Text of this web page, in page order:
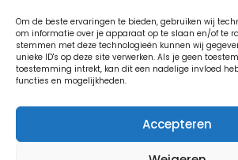
Om de beste ervaringen te bieden, gebruiken wij
om informatie over je apparaat op te slaan en/of te
stemmen met deze technologieën kunnen wij
unieke ID's op deze site verwerken. Als je geen
toestemming intrekt, kan dit een nadelige invloed
functies en mogelijkheden.
Accepteren
Links:
Fotogeschenken.nl
Watervilla.nl